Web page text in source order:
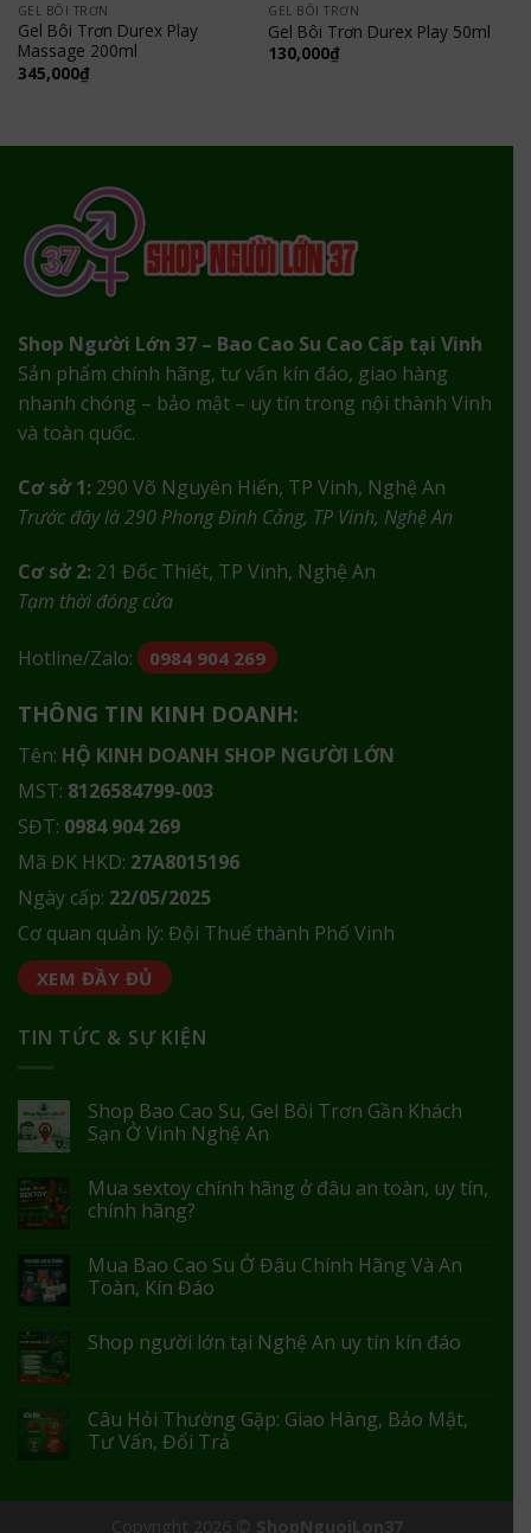
GEL BÔI TRƠN
Gel Bôi Trơn Durex Play
Massage 200ml
345,000₫
GEL BÔI TRƠN
Gel Bôi Trơn Durex Play 50ml
130,000₫
Shop Người Lớn 37 – Bao Cao Su Cao Cấp tại Vinh
Sản phẩm chính hãng, tư vấn kín đáo, giao hàng
nhanh chóng – bảo mật – uy tín trong nội thành Vinh
và toàn quốc.
Cơ sở 1: 290 Võ Nguyên Hiến, TP Vinh, Nghệ An
Trước đây là 290 Phong Đình Cảng, TP Vinh, Nghệ An
Cơ sở 2: 21 Đốc Thiết, TP Vinh, Nghệ An
Tạm thời đóng cửa
Hotline/Zalo: 0984 904 269
THÔNG TIN KINH DOANH:
Tên: HỘ KINH DOANH SHOP NGƯỜI LỚN
MST: 8126584799-003
SĐT: 0984 904 269
Mã ĐK HKD: 27A8015196
Ngày cấp: 22/05/2025
Cơ quan quản lý: Đội Thuế thành Phố Vinh
XEM ĐẦY ĐỦ
TIN TỨC & SỰ KIỆN
Shop Bao Cao Su, Gel Bôi Trơn Gần Khách
Sạn Ở Vinh Nghệ An
Mua sextoy chính hãng ở đâu an toàn, uy tín,
chính hãng?
Mua Bao Cao Su Ở Đâu Chính Hãng Và An
Toàn, Kín Đáo
Shop người lớn tại Nghệ An uy tín kín đáo
Câu Hỏi Thường Gặp: Giao Hàng, Bảo Mật,
Tư Vấn, Đổi Trả
Copyright 2026 © ShopNguoiLon37